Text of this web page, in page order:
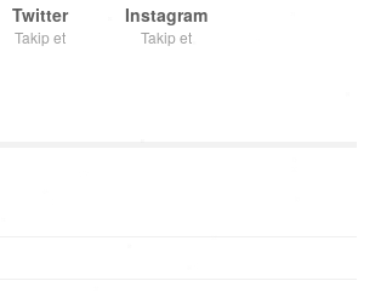
Twitter
Takip et
Instagram
Takip et